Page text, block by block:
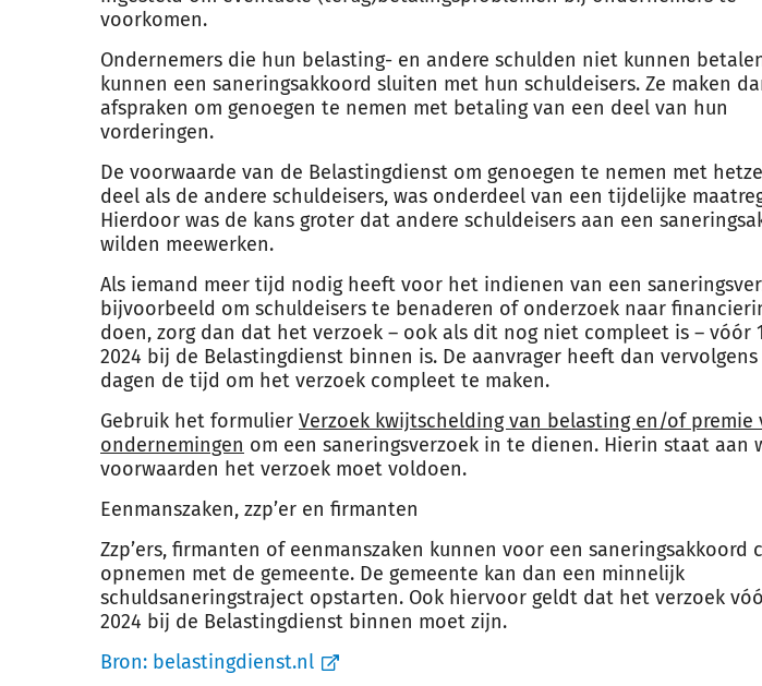
voorkomen.
Ondernemers die hun belasting- en andere schulden niet kunnen
kunnen een saneringsakkoord sluiten met hun schuldeisers. Ze maken
afspraken om genoegen te nemen met betaling van een deel van hun
vorderingen.
De voorwaarde van de Belastingdienst om genoegen te nemen met
deel als de andere schuldeisers, was onderdeel van een tijdelijke
Hierdoor was de kans groter dat andere schuldeisers aan een
wilden meewerken.
Als iemand meer tijd nodig heeft voor het indienen van een
bijvoorbeeld om schuldeisers te benaderen of onderzoek naar
doen, zorg dan dat het verzoek – ook als dit nog niet compleet is – vóór
2024 bij de Belastingdienst binnen is. De aanvrager heeft dan vervolgens
dagen de tijd om het verzoek compleet te maken.
Gebruik het formulier Verzoek kwijtschelding van belasting en/of premie
ondernemingen om een saneringsverzoek in te dienen. Hierin staat aan
voorwaarden het verzoek moet voldoen.
Eenmanszaken, zzp’er en firmanten
Zzp’ers, firmanten of eenmanszaken kunnen voor een saneringsakkoord
opnemen met de gemeente. De gemeente kan dan een minnelijk
schuldsaneringstraject opstarten. Ook hiervoor geldt dat het verzoek
2024 bij de Belastingdienst binnen moet zijn.
Bron: belastingdienst.nl